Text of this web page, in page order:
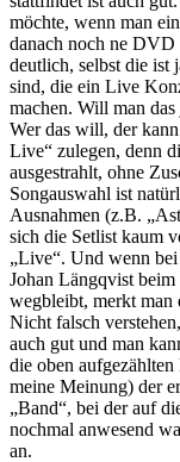
möchte, wenn man
danach noch ne DVD
deutlich, selbst die ist
sind, die ein Live
machen. Will man
Wer das will, der
Live“ zulegen, denn
ausgestrahlt, ohne
Songauswahl ist
Ausnahmen (z.B.
sich die Setlist kaum
„Live“. Und wenn bei
Johan Längqvist
wegbleibt, merkt man
Nicht falsch
auch gut und man
die oben
meine Meinung) der
„Band“, bei der auf
nochmal anwesend
an.